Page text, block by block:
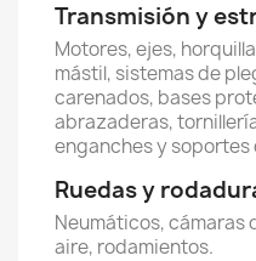
Transmisión y
Motores, ejes,
mástil, sistemas de
carenados, bases
abrazaderas,
enganches y
Ruedas y
Neumáticos, cámaras
aire, rodamientos.